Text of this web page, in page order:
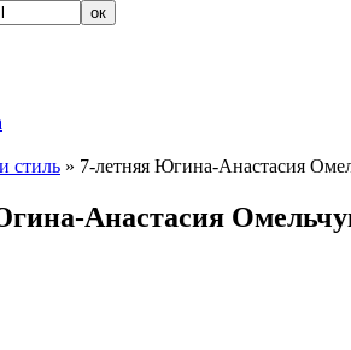
стиль » 7-летняя Югина-Анастасия
Анастасия